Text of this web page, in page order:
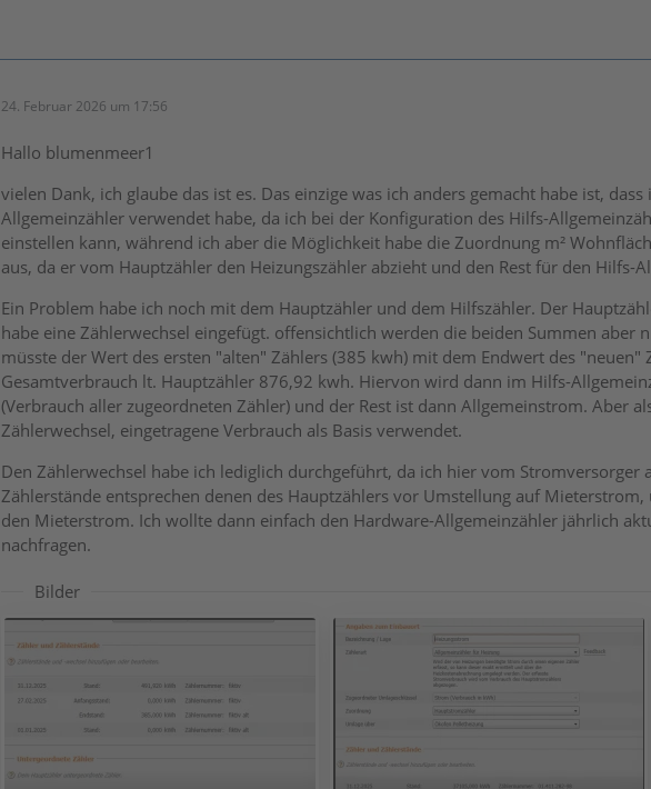
24. Februar 2026 um 17:56
Hallo blumenmeer1
vielen Dank, ich glaube das ist es. Das einzige was ich anders gemacht habe ist,
Allgemeinzähler verwendet habe, da ich bei der Konfiguration des Hilfs-
einstellen kann, während ich aber die Möglichkeit habe die Zuordnung m²
aus, da er vom Hauptzähler den Heizungszähler abzieht und den Rest für den Hilfs-
Ein Problem habe ich noch mit dem Hauptzähler und dem Hilfszähler. Der
habe eine Zählerwechsel eingefügt. offensichtlich werden die beiden Summen aber
müsste der Wert des ersten "alten" Zählers (385 kwh) mit dem Endwert des
Gesamtverbrauch lt. Hauptzähler 876,92 kwh. Hiervon wird dann im Hilfs-
(Verbrauch aller zugeordneten Zähler) und der Rest ist dann Allgemeinstrom. Aber
Zählerwechsel, eingetragene Verbrauch als Basis verwendet.
Den Zählerwechsel habe ich lediglich durchgeführt, da ich hier vom
Zählerstände entsprechen denen des Hauptzählers vor Umstellung auf
den Mieterstrom. Ich wollte dann einfach den Hardware-Allgemeinzähler jährlich
nachfragen.
Bilder